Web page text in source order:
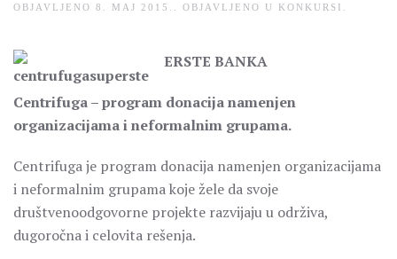
OBJAVLJENO 8. MAJ 2015. . OBJAVLJENO U KONKURSI
ERSTE BANKA
Centrifuga – program donacija namenjen
organizacijama i neformalnim grupama.
Centrifuga je program donacija namenjen organizacijama
i neformalnim grupama koje žele da svoje
društvenoodgovorne projekte razvijaju u održiva,
dugoročna i celovita rešenja.